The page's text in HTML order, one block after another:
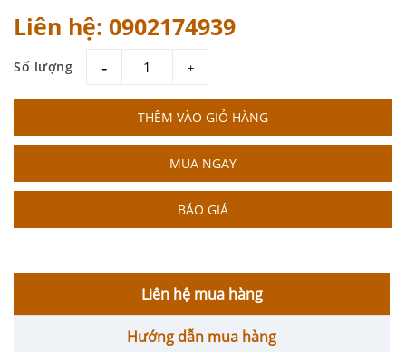
Liên hệ: 0902174939
Số lượng giam tang
THÊM VÀO GIỎ HÀNG
MUA NGAY
BÁO GIÁ
Liên hệ mua hàng
Hướng dẫn mua hàng